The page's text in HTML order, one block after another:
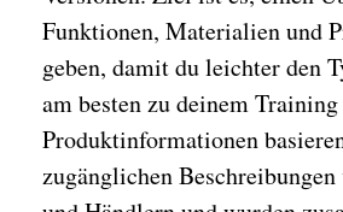
Funktionen, Materialien und
geben, damit du leichter den
am besten zu deinem
Produktinformationen
zugänglichen